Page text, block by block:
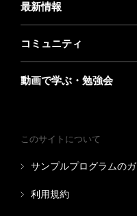
最新情報
コミュニティ
動画で学ぶ・勉強会
このサイトについて
サンプルプログラムの
利用規約